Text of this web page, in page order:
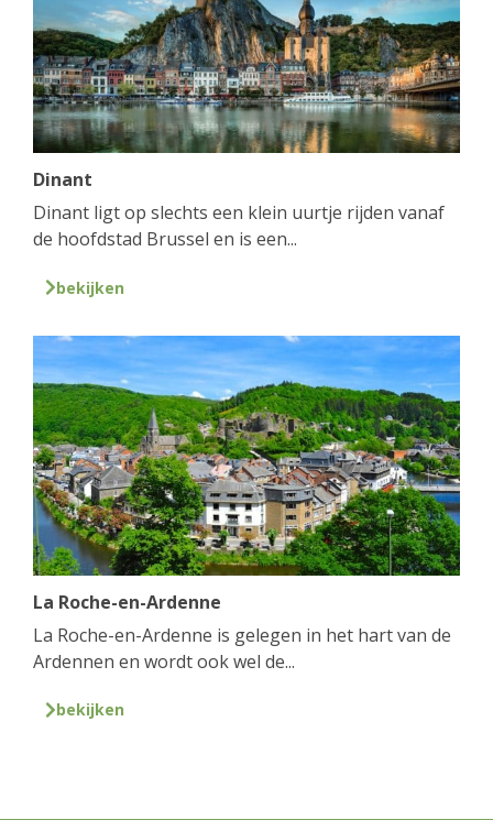
Dinant
Dinant ligt op slechts een klein uurtje rijden vanaf
de hoofdstad Brussel en is een...
bekijken
La Roche-en-Ardenne
La Roche-en-Ardenne is gelegen in het hart van de
Ardennen en wordt ook wel de...
bekijken